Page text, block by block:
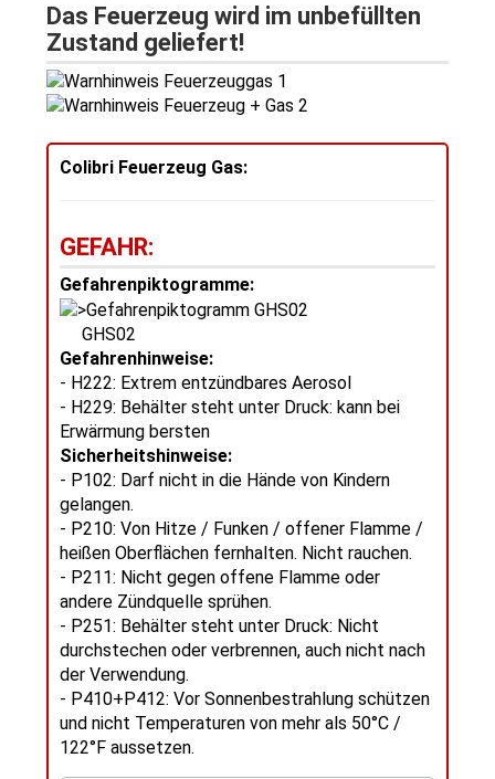
Das Feuerzeug wird im unbefüllten
Zustand geliefert!
Colibri Feuerzeug Gas:
GEFAHR:
Gefahrenpiktogramme:
GHS02
Gefahrenhinweise:
- H222: Extrem entzündbares Aerosol
- H229: Behälter steht unter Druck: kann bei
Erwärmung bersten
Sicherheitshinweise:
- P102: Darf nicht in die Hände von Kindern
gelangen.
- P210: Von Hitze / Funken / offener Flamme /
heißen Oberflächen fernhalten. Nicht rauchen.
- P211: Nicht gegen offene Flamme oder
andere Zündquelle sprühen.
- P251: Behälter steht unter Druck: Nicht
durchstechen oder verbrennen, auch nicht nach
der Verwendung.
- P410+P412: Vor Sonnenbestrahlung schützen
und nicht Temperaturen von mehr als 50°C /
122°F aussetzen.